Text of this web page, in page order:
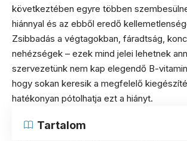
következtében egyre többen
hiánnyal és az ebből eredő
Zsibbadás a végtagokban, fáradtság,
nehézségek – ezek mind jelei lehetnek
szervezetünk nem kap elegendő B-
hogy sokan keresik a megfelelő
hatékonyan pótolhatja ezt a hiányt.
Tartalom